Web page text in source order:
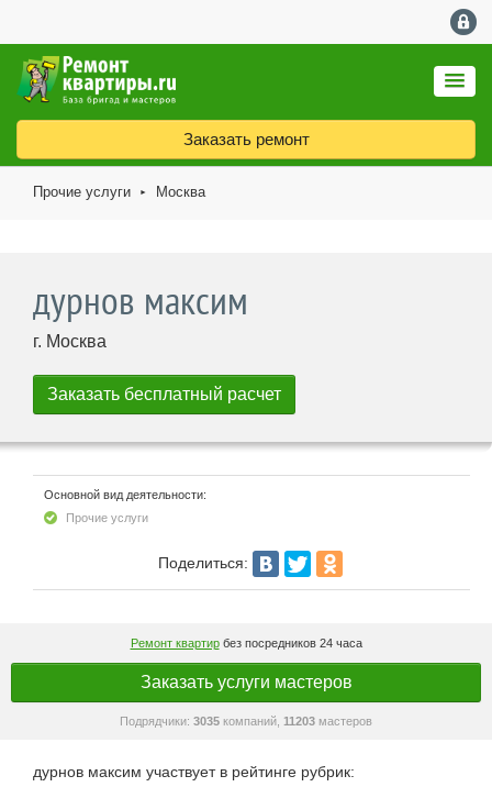
Заказать ремонт
Прочие услуги ► Москва
дурнов максим
г. Москва
Основной вид деятельности:
Прочие услуги
Поделиться:
Ремонт квартирбез посредников 24 часа
Заказать услуги мастеров
Подрядчики: 3035 компаний, 11203 мастеров
дурнов максим участвует в рейтинге рубрик: